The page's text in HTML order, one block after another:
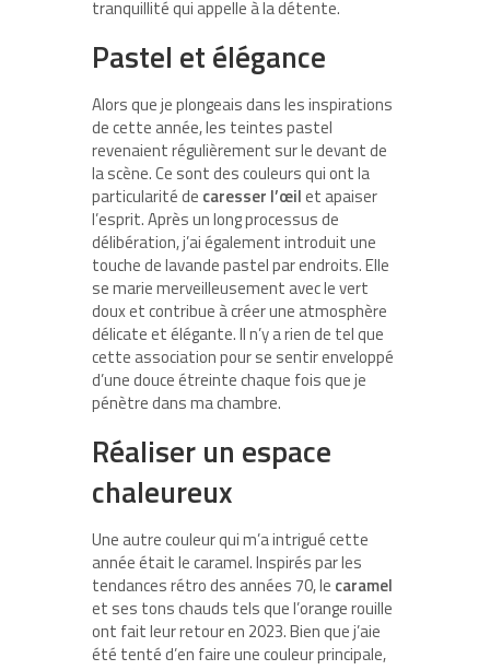
tranquillité qui appelle à la détente.
Pastel et élégance
Alors que je plongeais dans les inspirations
de cette année, les teintes pastel
revenaient régulièrement sur le devant de
la scène. Ce sont des couleurs qui ont la
particularité de caresser l’œilet apaiser
l’esprit. Après un long processus de
délibération, j’ai également introduit une
touche de lavande pastel par endroits. Elle
se marie merveilleusement avec le vert
doux et contribue à créer une atmosphère
délicate et élégante. Il n’y a rien de tel que
cette association pour se sentir enveloppé
d’une douce étreinte chaque fois que je
pénètre dans ma chambre.
Réaliser un espace
chaleureux
Une autre couleur qui m’a intrigué cette
année était le caramel. Inspirés par les
tendances rétro des années 70, le caramel
et ses tons chauds tels que l’orange rouille
ont fait leur retour en 2023. Bien que j’aie
été tenté d’en faire une couleur principale,